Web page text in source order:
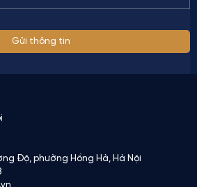
Độ, phường Hồng Hà, Hà Nội